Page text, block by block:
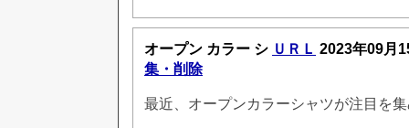
オープン カラー シ ＵＲＬ 2023年09月
集・削除
最近、オープンカラーシャツが注目を